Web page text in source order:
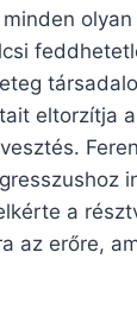
eltorzítja
a
az erőre,